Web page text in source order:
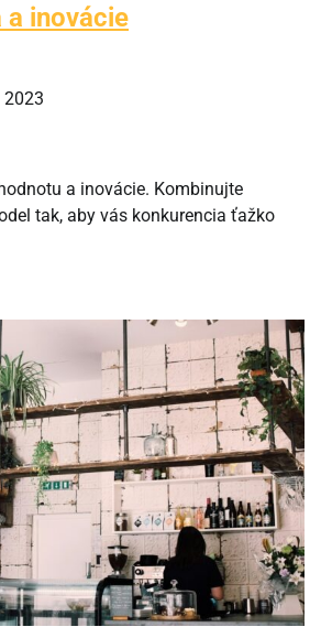
a inovácie
2023
a inovácie. Kombinujte
tak, aby vás konkurencia ťažko